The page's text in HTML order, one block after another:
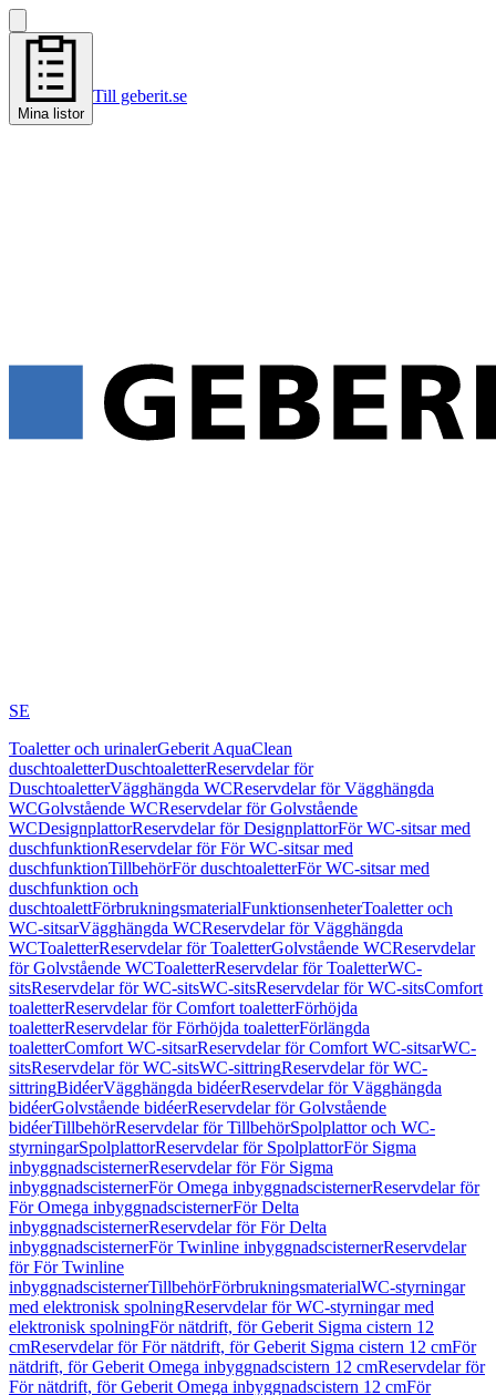
Mina listor
Till geberit.se
SE
Toaletter och urinalerGeberit AquaClean
duschtoaletterDuschtoaletterReservdelar för
DuschtoaletterVägghängda WCReservdelar för Vägghängda
WCGolvstående WCReservdelar för Golvstående
WCDesignplattorReservdelar för DesignplattorFör WC-sitsar med
duschfunktionReservdelar för För WC-sitsar med
duschfunktionTillbehörFör duschtoaletterFör WC-sitsar med
duschfunktion och
duschtoalettFörbrukningsmaterialFunktionsenheterToaletter och
WC-sitsarVägghängda WCReservdelar för Vägghängda
WCToaletterReservdelar för ToaletterGolvstående WCReservdelar
för Golvstående WCToaletterReservdelar för ToaletterWC-
sitsReservdelar för WC-sitsWC-sitsReservdelar för WC-sitsComfort
toaletterReservdelar för Comfort toaletterFörhöjda
toaletterReservdelar för Förhöjda toaletterFörlängda
toaletterComfort WC-sitsarReservdelar för Comfort WC-sitsarWC-
sitsReservdelar för WC-sitsWC-sittringReservdelar för WC-
sittringBidéerVägghängda bidéerReservdelar för Vägghängda
bidéerGolvstående bidéerReservdelar för Golvstående
bidéerTillbehörReservdelar för TillbehörSpolplattor och WC-
styrningarSpolplattorReservdelar för SpolplattorFör Sigma
inbyggnadscisternerReservdelar för För Sigma
inbyggnadscisternerFör Omega inbyggnadscisternerReservdelar för
För Omega inbyggnadscisternerFör Delta
inbyggnadscisternerReservdelar för För Delta
inbyggnadscisternerFör Twinline inbyggnadscisternerReservdelar
för För Twinline
inbyggnadscisternerTillbehörFörbrukningsmaterialWC-styrningar
med elektronisk spolningReservdelar för WC-styrningar med
elektronisk spolningFör nätdrift, för Geberit Sigma cistern 12
cmReservdelar för För nätdrift, för Geberit Sigma cistern 12 cmFör
nätdrift, för Geberit Omega inbyggnadscistern 12 cmReservdelar för
För nätdrift, för Geberit Omega inbyggnadscistern 12 cmFör